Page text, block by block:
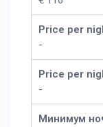
Price per
-
Price per
-
Минимум